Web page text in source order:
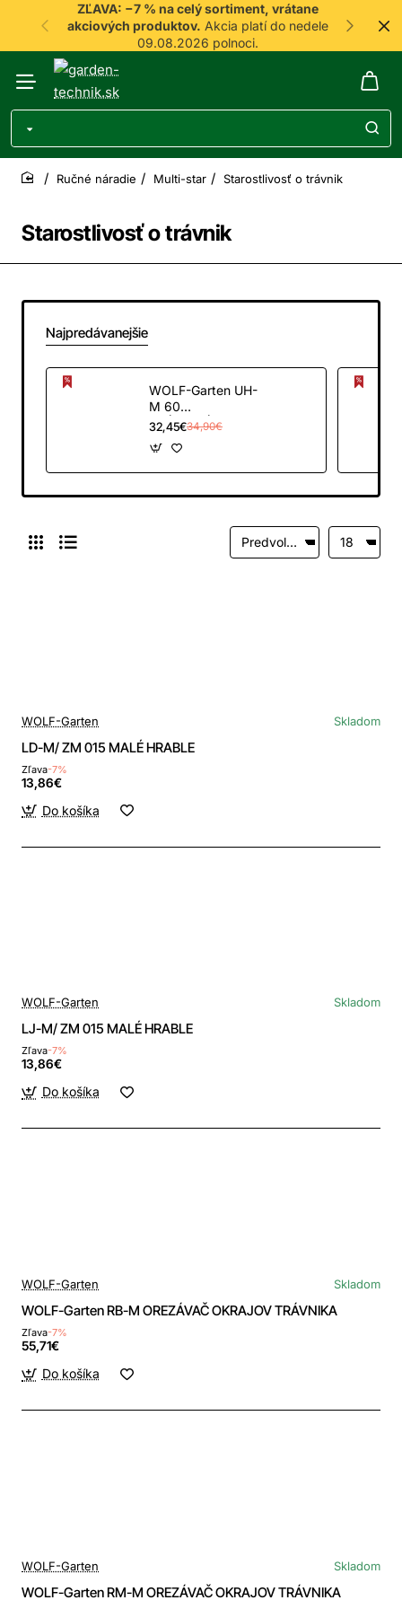
ZĽAVA: −7 % na celý sortiment, vrátane
akciových produktov. Akcia platí do nedele
09.08.2026 polnoci.
Starostlivosť o trávnik
home
Ručné náradie Multi-star Starostlivosť o trávnik
Najpredávanejšie
WOLF-Garten UH-
M 60
TRÁVNIKÁRSKE
HRABLE
32,45€34,90€
WOLF-Garten Skladom
LD-M/ ZM 015 MALÉ HRABLE
Zľava-7%
13,86€
Do košíka
WOLF-Garten Skladom
LJ-M/ ZM 015 MALÉ HRABLE
Zľava-7%
13,86€
Do košíka
WOLF-Garten Skladom
WOLF-Garten RB-M OREZÁVAČ OKRAJOV TRÁVNIKA
Zľava-7%
55,71€
Do košíka
WOLF-Garten Skladom
WOLF-Garten RM-M OREZÁVAČ OKRAJOV TRÁVNIKA